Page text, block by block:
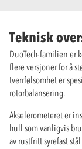
Teknisk
DuoTech-familien er
flere versjoner for å
tverrfølsomhet er
rotorbalansering.
Akselerometeret er
hull som vanligvis
av rustfritt syrefast